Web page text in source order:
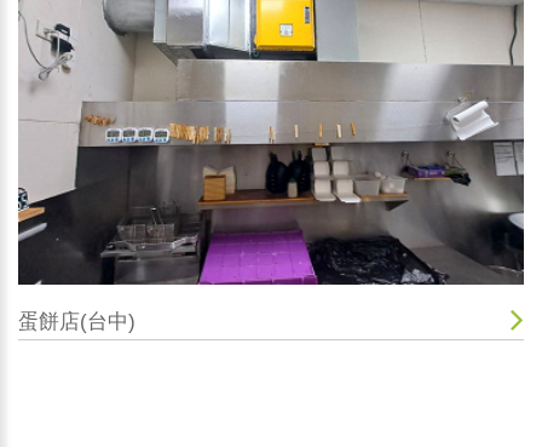
蛋餅店(台中)